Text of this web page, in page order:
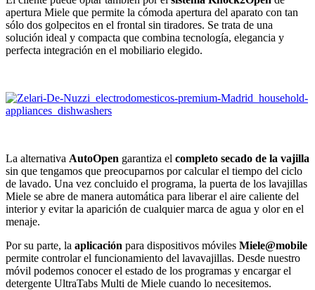
apertura Miele que permite la cómoda apertura del aparato con tan
sólo dos golpecitos en el frontal sin tiradores. Se trata de una
solución ideal y compacta que combina tecnología, elegancia y
perfecta integración en el mobiliario elegido.
La alternativa AutoOpen garantiza el completo secado de la vajilla
sin que tengamos que preocuparnos por calcular el tiempo del ciclo
de lavado. Una vez concluido el programa, la puerta de los lavajillas
Miele se abre de manera automática para liberar el aire caliente del
interior y evitar la aparición de cualquier marca de agua y olor en el
menaje.
Por su parte, la aplicación para dispositivos móviles Miele@mobile
permite controlar el funcionamiento del lavavajillas. Desde nuestro
móvil podemos conocer el estado de los programas y encargar el
detergente UltraTabs Multi de Miele cuando lo necesitemos.